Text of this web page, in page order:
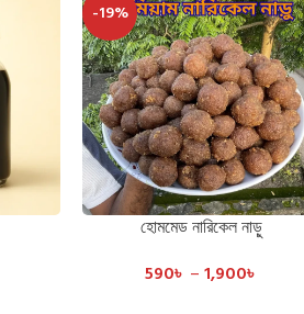
-19%
SELECT OPTIONS
হোমমেড নারিকেল নাড়ু
590৳ –1,900৳